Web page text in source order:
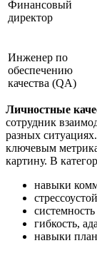
Финансовый
директор
Инженер по
обеспечению
качества (QA)
Личностные
сотрудник
разных
ключевым
картину. В
навыки
гибкость,
навыки